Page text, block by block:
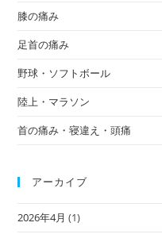
膝の痛み
足首の痛み
野球・ソフトボール
陸上・マラソン
首の痛み・寝違え・頭痛
アーカイブ
2026年4月 (1)